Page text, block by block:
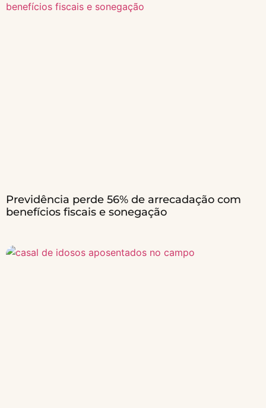
Previdência perde 56% de arrecadação com
benefícios fiscais e sonegação